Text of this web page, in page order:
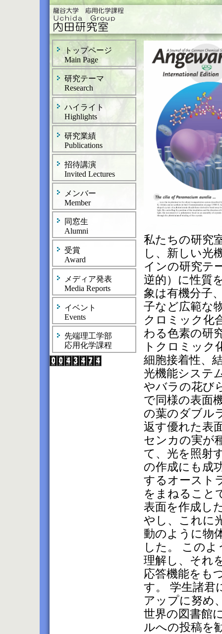
トップページ
Main Page
研究テーマ
Research
ハイライト
Highlights
研究業績
Publications
招待講演
Invited Lectures
メンバー
Member
同窓生
Alumni
受賞
Award
メディア発表
Media Reports
イベント
Events
先端理工学部
応用化学課程
私たちの研究
し、新しい光
インの研究テ
逆的）に性質
象は有機分子
子など広範な
クロミック化
わる色素の研
トクロミック
細胞接着性、
光機能システ
やバラの花び
で同様の表面
の葉のダブル
返す優れた表
センカの実が
て、光を照射
の作成にも成
するオースト
をまねること
表面を作成し
やし、これに
動のように物
した。 この
理解し、それ
応答機能をも
す。 学生諸君
アップに努め
世界の図書館
ルへの投稿を